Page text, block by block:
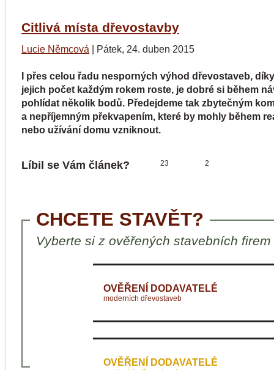
Citlivá místa dřevostavby
Lucie Němcová | Pátek, 24. duben 2015
I přes celou řadu nesporných výhod dřevostaveb,
jejich počet každým rokem roste, je dobré si během
pohlídat několik bodů. Předejdeme tak zbytečným
a nepříjemným překvapením, které by mohly během
nebo užívání domu vzniknout.
Líbil se Vám článek? 2
23
CHCETE STAVĚT?
Vyberte si z ověřených stavebních firem
OVĚŘENÍ DODAVATELÉ
moderních dřevostaveb
OVĚŘENÍ DODAVATELÉ